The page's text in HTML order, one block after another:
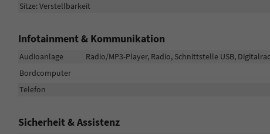
Sitze: Verstellbarkeit
Infotainment & Kommunikation
Audioanlage
Radio/MP3-Player, Radio, Schnittstelle USB,
Bordcomputer
Telefon
Sicherheit & Assistenz